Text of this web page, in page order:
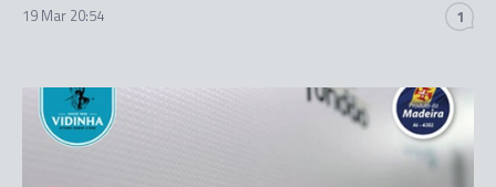
19 Mar 20:54 1